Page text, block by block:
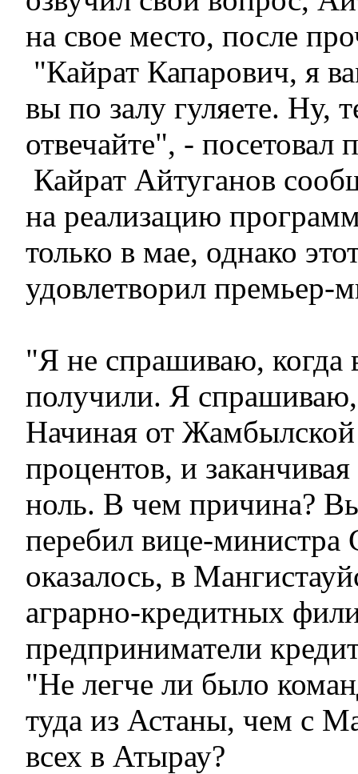
на свое место, после
"Кайрат Капарович, я
вы по залу гуляете. Ну,
отвечайте", - посетовал
Кайрат Айтуганов
на реализацию
только в мае, однако
удовлетворил премьер-
"Я не спрашиваю, когда
получили. Я
Начиная от Жамбылской
процентов, и
ноль. В чем причина?
перебил вице-министра
оказалось, в
аграрно-кредитных
предприниматели
"Не легче ли было
туда из Астаны, чем с
всех в Атырау?